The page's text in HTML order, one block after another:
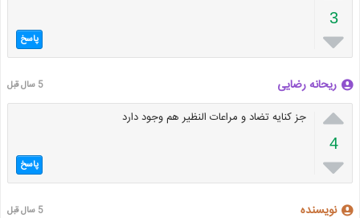
3
 پاسخ
ریحانه رضایی 5 سال قبل

4

جز کنایه تضاد و مراعات النظیر هم وجود دارد
پاسخ
نویسنده 5 سال قبل